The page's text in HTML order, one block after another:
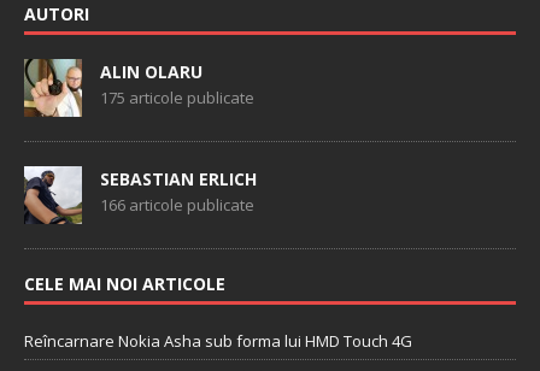
AUTORI
ALIN OLARU
175 articole publicate
SEBASTIAN ERLICH
166 articole publicate
CELE MAI NOI ARTICOLE
Reîncarnare Nokia Asha sub forma lui HMD Touch 4G